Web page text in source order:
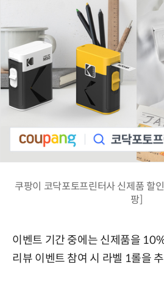
쿠팡이 코닥포토프린터사 신제품 할
팡]
이벤트 기간 중에는 신제품을
리뷰 이벤트 참여 시 라벨 1롤을